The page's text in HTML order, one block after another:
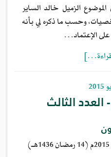
الزميل خالد الساير
وحسب ما ذكره لي بأنه
الإعتماد…
الثالث